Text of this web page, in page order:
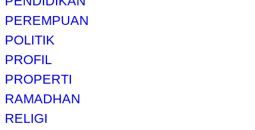
PEREMPUAN
POLITIK
PROFIL
PROPERTI
RAMADHAN
RELIGI